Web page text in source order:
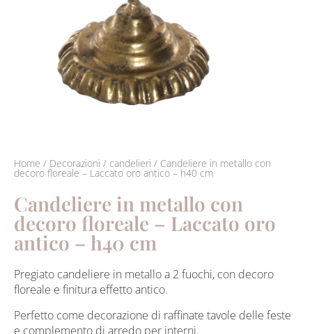
Home / Decorazioni / candelieri / Candeliere in metallo con
decoro floreale – Laccato oro antico – h40 cm
Candeliere in metallo con
decoro floreale – Laccato oro
antico – h40 cm
Pregiato candeliere in metallo a 2 fuochi, con decoro
floreale e finitura effetto antico.
Perfetto come decorazione di raffinate tavole delle feste
e complemento di arredo per interni.